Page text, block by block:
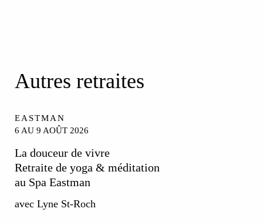
Autres retraites
EASTMAN
6 AU 9 AOÛT 2026
La douceur de vivre
Retraite de yoga & méditation
au Spa Eastman
avec Lyne St-Roch